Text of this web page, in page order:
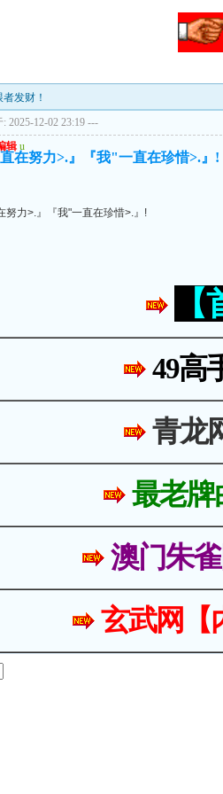
发财！
2025-12-02 23:19 ---
辑 u
直在努力>.』『我"一直在珍惜>.』!
努力>.』『我"一直在珍惜>.』!
49高
青龙
最老牌
澳门朱
玄武网